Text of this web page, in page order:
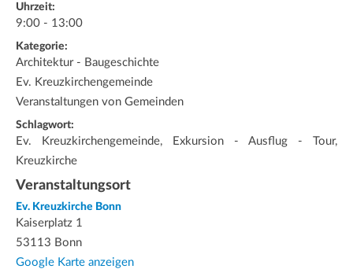
Uhrzeit:
9:00 - 13:00
Kategorie:
Architektur - Baugeschichte
Ev. Kreuzkirchengemeinde
Veranstaltungen von Gemeinden
Schlagwort:
Ev. Kreuzkirchengemeinde, Exkursion - Ausflug - Tour,
Kreuzkirche
Veranstaltungsort
Ev. Kreuzkirche Bonn
Kaiserplatz 1
53113 Bonn
Google Karte anzeigen